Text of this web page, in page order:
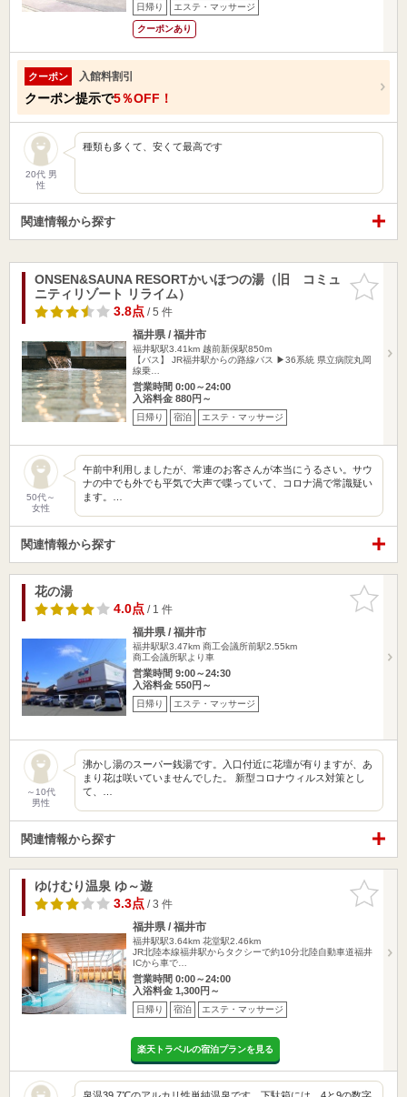
日帰り エステ・マッサージ
クーポンあり
クーポン 入館料割引
クーポン提示で5％OFF！
20代 男
性
種類も多くて、安くて最高です
関連情報から探す
お気に入
りに追加
ONSEN&SAUNA RESORTかいほつの湯（旧 コミュ
ニティリゾート リライム）
3.8点/ 5 件
福井県 / 福井市
福井駅駅3.41km 越前新保駅850m
【バス】 JR福井駅からの路線バス ▶36系統 県立病院丸岡
線乗…
営業時間 0:00～24:00
入浴料金 880円～
日帰り 宿泊 エステ・マッサージ
50代～
女性
午前中利用しましたが、常連のお客さんが本当にうるさい。サウ
ナの中でも外でも平気で大声で喋っていて、コロナ渦で常識疑い
ます。…
関連情報から探す
お気に入
りに追加
花の湯
4.0点/ 1 件
福井県 / 福井市
福井駅駅3.47km 商工会議所前駅2.55km
商工会議所駅より車
営業時間 9:00～24:30
入浴料金 550円～
日帰り エステ・マッサージ
～10代
男性
沸かし湯のスーパー銭湯です。入口付近に花壇が有りますが、あ
まり花は咲いていませんでした。 新型コロナウィルス対策とし
て、…
関連情報から探す
お気に入
りに追加
ゆけむり温泉 ゆ～遊
3.3点/ 3 件
福井県 / 福井市
福井駅駅3.64km 花堂駅2.46km
JR北陸本線福井駅からタクシーで約10分北陸自動車道福井
ICから車で…
営業時間 0:00～24:00
入浴料金 1,300円～
日帰り 宿泊 エステ・マッサージ
楽天トラベルの宿泊プランを見る